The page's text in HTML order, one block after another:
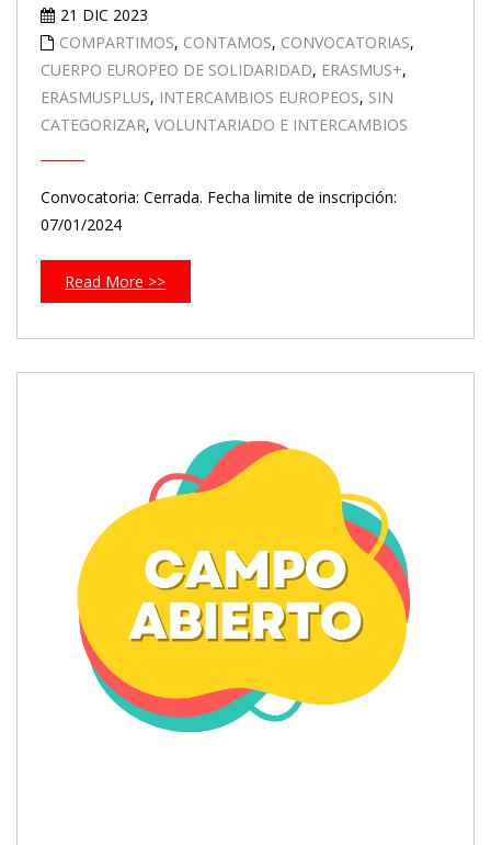
21 DIC 2023
COMPARTIMOS, CONTAMOS, CONVOCATORIAS,
CUERPO EUROPEO DE SOLIDARIDAD, ERASMUS+,
ERASMUSPLUS, INTERCAMBIOS EUROPEOS, SIN
CATEGORIZAR, VOLUNTARIADO E INTERCAMBIOS
Convocatoria: Cerrada. Fecha limite de inscripción:
07/01/2024
Read More >>